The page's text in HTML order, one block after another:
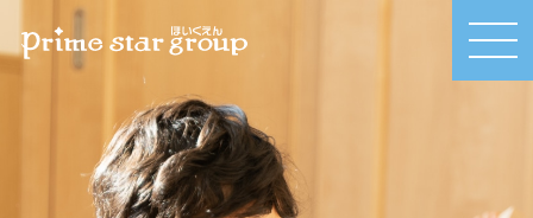
MEN
U